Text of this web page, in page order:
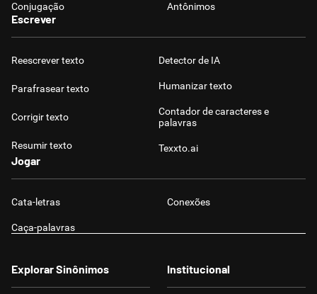
Conjugação Antônimos
Escrever
Reescrever texto
Parafrasear texto
Corrigir texto
Resumir texto
Detector de IA
Humanizar texto
Contador de caracteres e
palavras
Texxto.ai
Jogar
Cata-letras Conexões
Caça-palavras
Explorar Sinônimos Institucional